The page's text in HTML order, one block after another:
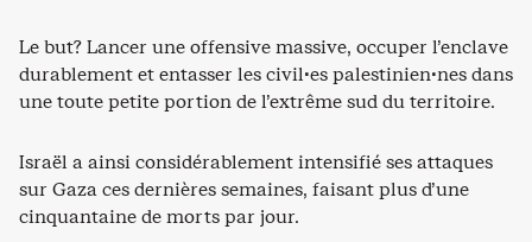
Le but? Lancer une offensive massive, occuper l’enclave
durablement et entasser les civil·es palestinien·nes dans
une toute petite portion de l’extrême sud du territoire.
Israël a ainsi considérablement intensifié ses attaques
sur Gaza ces dernières semaines, faisant plus d’une
cinquantaine de morts par jour.